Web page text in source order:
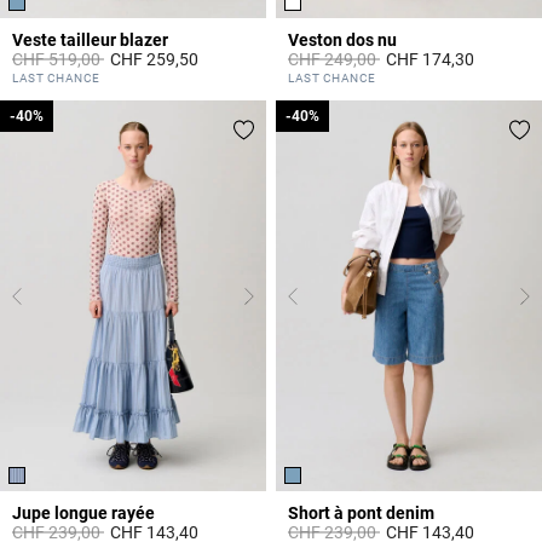
Veste tailleur blazer
Prix réduit à partir de
CHF 519,00àCHF 259,50
4.1 out of 5 Customer Rating
LAST CHANCE
Veston dos nu
Prix réduit à partir de
CHF 249,00àCHF 174,30
5 out of 5 Customer Rating
LAST CHANCE
Jupe longue rayée
Prix réduit à partir de
CHF 239,00à
-40%
CHF 143,40
-40%
Short à pont denim
Prix réduit à partir de
CHF 239,00à
-40%
CHF 143,40
-40%